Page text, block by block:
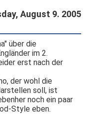
August 9. 2005
über die
im 2.
erst nach der
der wohl die
soll, ist
noch ein paar
Style eben.